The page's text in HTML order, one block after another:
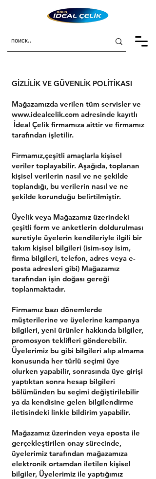
GİZLİLİK VE GÜVENLİK POLİTİKASI
Mağazamızda verilen tüm servisler ve
www.idealcelik.com adresinde kayıtlı
İdeal Çelik firmamıza aittir ve firmamız
tarafından işletilir.
Firmamız,çeşitli amaçlarla kişisel
veriler toplayabilir. Aşağıda, toplanan
kişisel verilerin nasıl ve ne şekilde
toplandığı, bu verilerin nasıl ve ne
şekilde korunduğu belirtilmiştir.
Üyelik veya Mağazamız üzerindeki
çeşitli form ve anketlerin doldurulması
suretiyle üyelerin kendileriyle ilgili bir
takım kişisel bilgileri (isim-soy isim,
firma bilgileri, telefon, adres veya e-
posta adresleri gibi) Mağazamız
tarafından işin doğası gereği
toplanmaktadır.
Firmamız bazı dönemlerde
müşterilerine ve üyelerine kampanya
bilgileri, yeni ürünler hakkında bilgiler,
promosyon teklifleri gönderebilir.
Üyelerimiz bu gibi bilgileri alıp almama
konusunda her türlü seçimi üye
olurken yapabilir, sonrasında üye girişi
yaptıktan sonra hesap bilgileri
bölümünden bu seçimi değiştirilebilir
ya da kendisine gelen bilgilendirme
iletisindeki linkle bildirim yapabilir.
Mağazamız üzerinden veya eposta ile
gerçekleştirilen onay sürecinde,
üyelerimiz tarafından mağazamıza
elektronik ortamdan iletilen kişisel
bilgiler, Üyelerimiz ile yaptığımız